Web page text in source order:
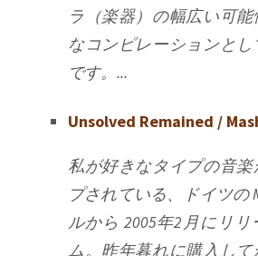
ラ（楽器）の幅広い可
なコンピレーションと
です。...
Unsolved Remained /
私が好きなタイプの音
プされている、ドイツの
ルから 2005年2月にリ
ム。昨年暮れに購入し